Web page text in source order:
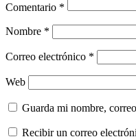
Comentario *
Nombre *
Correo electrónico *
Web
Guarda mi nombre,
Recibir un correo